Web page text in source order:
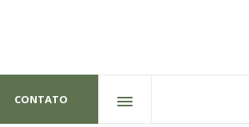
Redes sociais
CONTATO